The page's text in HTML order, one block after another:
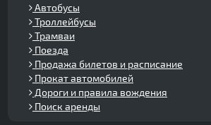
Автобусы
Троллейбусы
Трамваи
Поезда
Продажа билетов и расписание
Прокат автомобилей
Дороги и правила вождения
Поиск аренды